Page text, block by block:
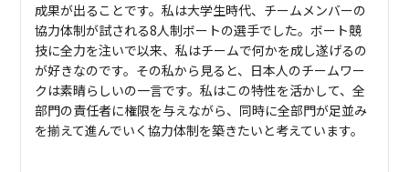
成果が出ることです。私は大学生時代、チームメンバーの
協力体制が試される8人制ボートの選手でした。ボート競
技に全力を注いで以来、私はチームで何かを成し遂げるの
が好きなのです。その私から見ると、日本人のチームワー
クは素晴らしいの一言です。私はこの特性を活かして、全
部門の責任者に権限を与えながら、同時に全部門が足並み
を揃えて進んでいく協力体制を築きたいと考えています。